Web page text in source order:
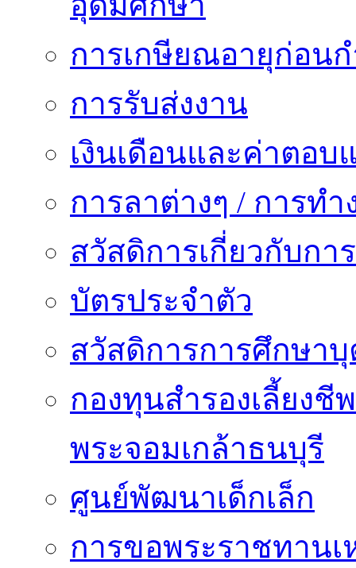
การเกษียณอายุก่อน
การรับส่งงาน
เงินเดือนและค่าตอบ
การลาต่างๆ / การทำ
สวัสดิการเกี่ยวกับกา
บัตรประจำตัว
สวัสดิการการศึกษาบุ
กองทุนสำรองเลี้ยง
พระจอมเกล้าธนบุรี
ศูนย์พัฒนาเด็กเล็ก
การขอพระราชทาน